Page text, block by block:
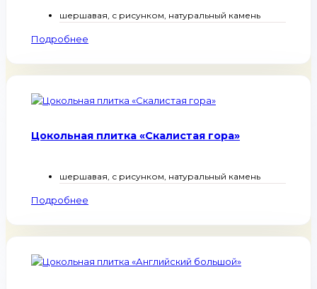
шершавая, с рисунком, натуральный камень
Подробнее
Цокольная плитка «Скалистая гора»
шершавая, с рисунком, натуральный камень
Подробнее